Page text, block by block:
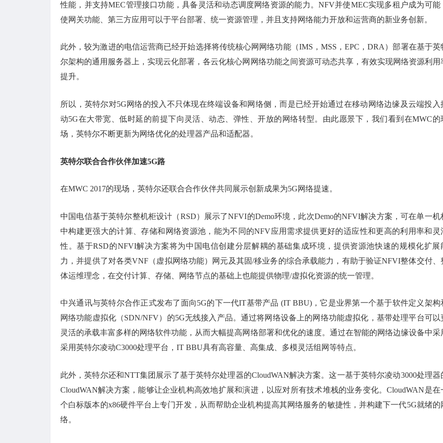
性能，并支持MEC管理接口功能，具备灵活和动态调度网络资源的能力。NFV并使MEC实现多租户成为可能
使网关功能、第三方应用可以于平台部署、统一资源管理，并且支持网络能力开放和运营商的新业务创新。
此外，较为激进的电信运营商已经开始选择将传统核心网网络功能（IMS，MSS，EPC，DRA）部署在基于英
尔架构的通用服务器上，实现云化部署，各云化核心网网络功能之间资源可动态共享，有效实现网络资源利用
提升。
所以，英特尔对5G网络的投入不只体现在终端设备和网络侧，而是已经开始通过在移动网络边缘及云端投入
动5G在大带宽、低时延的前提下向灵活、动态、弹性、开放的网络转型。由此愿景下，我们看到在MWC的
场，英特尔不断更新为网络优化的处理器产品和适配器。
英特尔联合合作伙伴加速5G路
在MWC 2017的现场，英特尔还联合合作伙伴共同展示创新成果为5G网络提速。
中国电信基于英特尔整机柜设计（RSD）展示了NFVI的Demo环境，此次Demo的NFVI解决方案，可在单一机
中构建更强大的计算、存储和网络资源池，能为不同的NFV应用需求提供更好的适应性和更高的利用率和灵
性。基于RSD的NFVI解决方案将为中国电信创建分层解耦的基础集成环境，提供资源池快速的规模化扩展
力，并提供了对各类VNF（虚拟网络功能）网元及其固/移业务的综合承载能力，有助于验证NFVI整体交付、
体运维理念，在交付计算、存储、网络节点的基础上也能提供物理/虚拟化资源的统一管理。
中兴通讯与英特尔合作正式发布了面向5G的下一代IT基带产品 (IT BBU)，它是业界第一个基于软件定义架构
网络功能虚拟化（SDN/NFV）的5G无线接入产品。通过将网络设备上的网络功能虚拟化，基带处理平台可以
灵活的承载丰富多样的网络软件功能，从而大幅提高网络部署和优化的速度。通过在智能的网络边缘设备中采
采用英特尔凌动C3000处理平台，IT BBU具有高容量、高集成、多模灵活组网等特点。
此外，英特尔还和NTT集团展示了基于英特尔处理器的CloudWAN解决方案。这一基于英特尔凌动3000处理器
CloudWAN解决方案，能够让企业机构高效地扩展和演进，以应对所有技术堆栈的业务变化。CloudWAN是在
个白标版本的x86硬件平台上专门开发，从而帮助企业机构提高其网络服务的敏捷性，并构建下一代5G就绪的
络。